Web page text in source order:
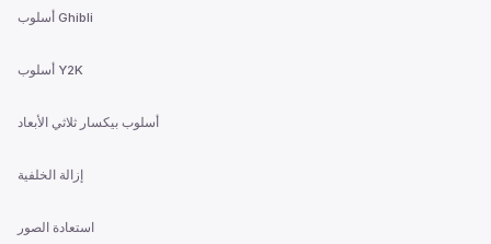
أسلوب Ghibli
أسلوب Y2K
أسلوب بيكسار ثلاثي الأبعاد
إزالة الخلفية
استعادة الصور